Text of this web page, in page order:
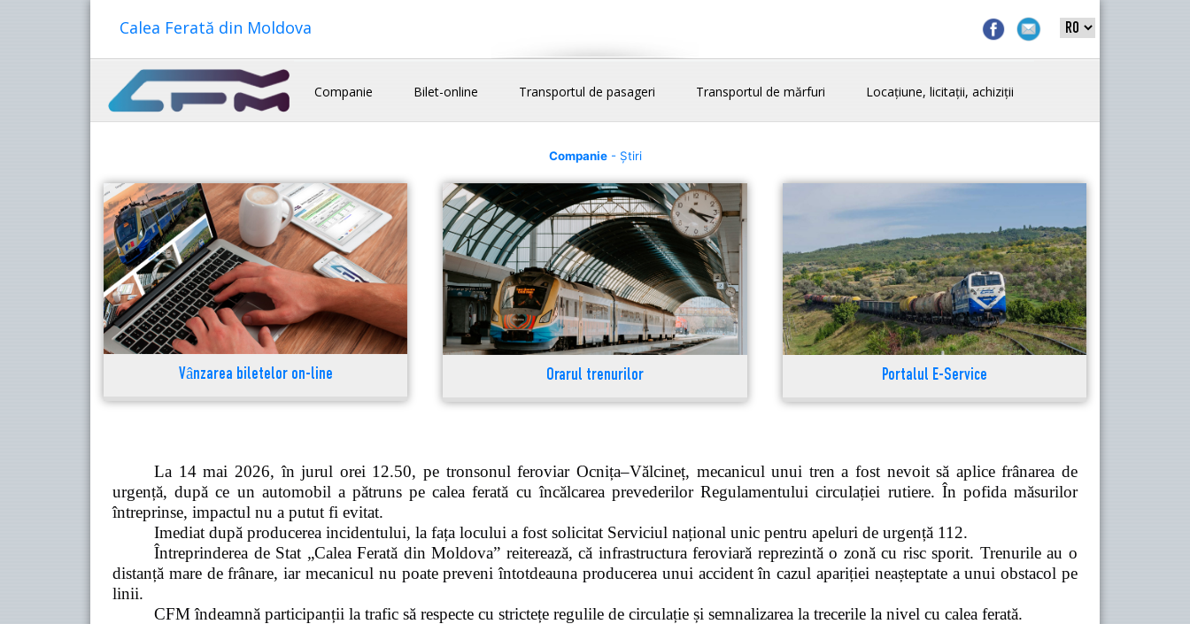
Calea Ferată din Moldova
Companie Bilet-online Transportul de pasageri Transportul de mărfuri Locațiune, licitații, achiziții
Companie- Știri
Vânzarea biletelor on-line Orarul trenurilor Portalul E-Service
La 14 mai 2026, în jurul orei 12.50, pe tronsonul feroviar Ocnița–Vălcineț, mecanicul unui tren a fost nevoit să aplice frânarea de
urgență, după ce un automobil a pătruns pe calea ferată cu încălcarea prevederilor Regulamentului circulației rutiere. În pofida măsurilor
întreprinse, impactul nu a putut fi evitat.
Imediat după producerea incidentului, la fața locului a fost solicitat Serviciul național unic pentru apeluri de urgență 112.
Întreprinderea de Stat „Calea Ferată din Moldova” reiterează, că infrastructura feroviară reprezintă o zonă cu risc sporit. Trenurile au o
distanță mare de frânare, iar mecanicul nu poate preveni întotdeauna producerea unui accident în cazul apariției neașteptate a unui obstacol pe
linii.
CFM îndeamnă participanții la trafic să respecte cu strictețe regulile de circulație și semnalizarea la trecerile la nivel cu calea ferată.